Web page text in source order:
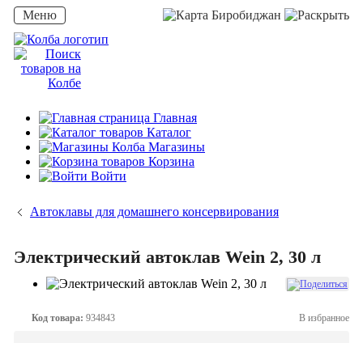
Меню Биробиджан
Главная
Каталог
Магазины
Корзина
Войти
Автоклавы для домашнего консервирования
Электрический автоклав Wein 2, 30 л
Код товара: 934843 В избранное